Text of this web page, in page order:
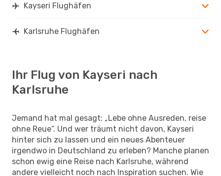
Kayseri Flughäfen
Karlsruhe Flughäfen
Ihr Flug von Kayseri nach
Karlsruhe
Jemand hat mal gesagt: „Lebe ohne Ausreden, reise
ohne Reue“. Und wer träumt nicht davon, Kayseri
hinter sich zu lassen und ein neues Abenteuer
irgendwo in Deutschland zu erleben? Manche planen
schon ewig eine Reise nach Karlsruhe, während
andere vielleicht noch nach Inspiration suchen. Wie